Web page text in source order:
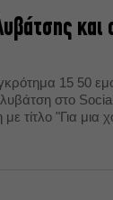
και
15 50
στο
τίτλο "Για μια